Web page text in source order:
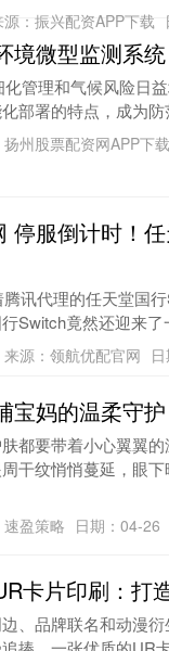
源：振兴配资APP下载
境微型监测系
管理和气候风险日
部署的特点，成为
扬州股票配资网APP下载
停服倒计时！
讯代理的任天堂国
Switch竟然还迎来
来源：领航优配官网
宝妈的温柔守
都要带着小心翼翼
干纹悄悄蔓延，眼
速盈策略 日期：04-26
卡片印刷：打
、品牌联名和动漫